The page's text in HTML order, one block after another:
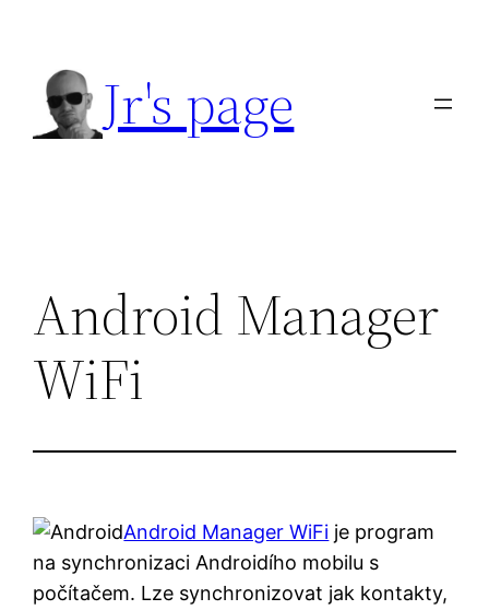
obsah
Jr's page
Android Manager
WiFi
Android Manager WiFi je program
na synchronizaci Androidího mobilu s
počítačem. Lze synchronizovat jak kontakty,